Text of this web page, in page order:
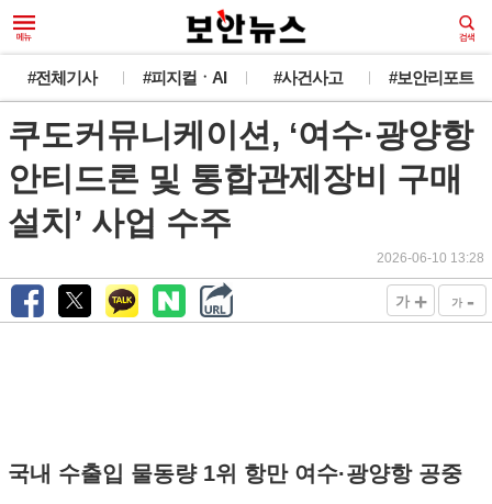
#전체기사 #피지컬ㆍAI #사건사고 #보안리포트
쿠도커뮤니케이션, ‘여수·광양항
안티드론 및 통합관제장비 구매
설치’ 사업 수주
2026-06-10 13:28
가 + 가 -
국내 수출입 물동량 1위 항만 여수·광양항 공중